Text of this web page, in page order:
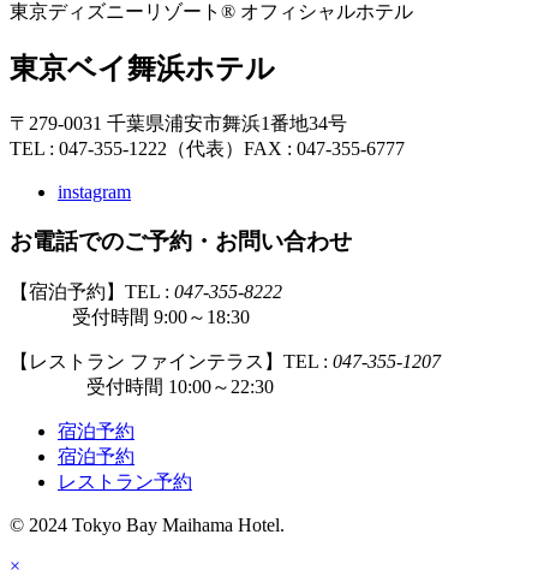
東京ディズニーリゾート® オフィシャルホテル
東京ベイ舞浜ホテル
〒279-0031 千葉県浦安市舞浜1番地34号
TEL : 047-355-1222（代表） FAX : 047-355-6777
instagram
お電話でのご予約・お問い合わせ
【宿泊予約】TEL : 047-355-8222
受付時間 9:00～18:30
【レストラン ファインテラス】TEL : 047-355-1207
受付時間 10:00～22:30
宿泊予約
宿泊予約
レストラン予約
© 2024 Tokyo Bay Maihama Hotel.
×